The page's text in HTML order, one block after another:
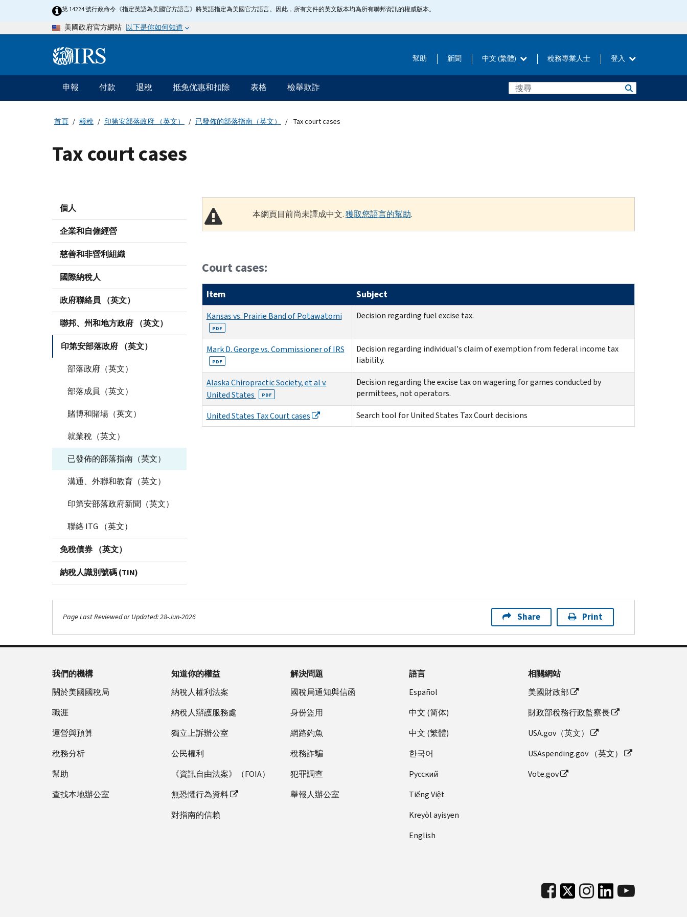
第 14224 號行政命令《指定英語為美國官方語言》將英語指定為美國官方語言。因此，所有文件的英文版本均為所有聯邦資訊的權威版本。
美國政府官方網站 以下是你如何知道
Information 幫助 新聞 中文 (繁體) 稅務專業人士 登入
主
要
導
申報 付款 退稅 抵免优惠和扣除 表格 檢舉欺詐
首頁 報稅 印第安部落政府 （英文） 已發佈的部落指南（英文） Tax court cases
Tax court cases
個人
企業和自僱經營
慈善和非營利組織
國際納稅人
政府聯絡員 （英文）
聯邦、州和地方政府 （英文）
印第安部落政府 （英文）
部落政府（英文）
部落成員（英文）
賭博和賭場（英文）
就業稅（英文）
已發佈的部落指南（英文）
溝通、外聯和教育（英文）
印第安部落政府新聞（英文）
聯絡 ITG （英文）
免稅債券 （英文）
納稅人識別號碼 (TIN)
本網頁目前尚未譯成中文.獲取您語言的幫助.
Court cases:
Item Subject
Kansas vs. Prairie Band of Potawatomi
PDF
Decision regarding fuel excise tax.
Mark D. George vs. Commissioner of IRS
PDF
Decision regarding individual's claim of exemption from federal income tax
liability.
Alaska Chiropractic Society, et al v.
United States
PDF
Decision regarding the excise tax on wagering for games conducted by
permittees, not operators.
United States Tax Court cases Search tool for United States Tax Court decisions
Page Last Reviewed or Updated: 28-Jun-2026 Share Print
我們的機構
關於美國國稅局
職涯
運營與預算
稅務分析
幫助
查找本地辦公室
知道你的權益
納稅人權利法案
納稅人辯護服務處
獨立上訴辦公室
公民權利
《資訊自由法案》（FOIA）
無恐懼行為資料
對指南的信賴
解決問題
國稅局通知與信函
身份盜用
網路釣魚
稅務詐騙
犯罪調查
舉報人辦公室
語言
Español
中文 (简体)
中文 (繁體)
한국어
Pусский
Tiếng Việt
Kreyòl ayisyen
English
相關網站
美國財政部
財政部稅務行政監察長
USA.gov（英文）
USAspending.gov （英文）
Vote.gov